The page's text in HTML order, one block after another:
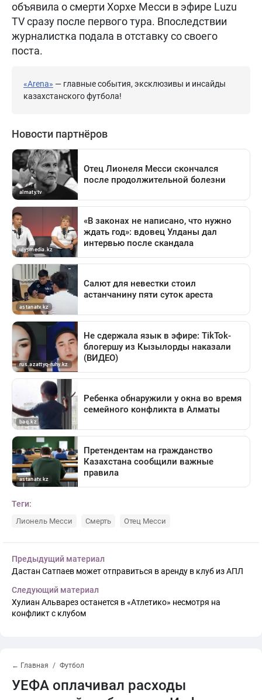
объявила о смерти Хорхе Месси в эфире Luzu
TV сразу после первого тура. Впоследствии
журналистка подала в отставку со своего
поста.
«Arena» — главные события, эксклюзивы и инсайды
казахстанского футбола!
Теги:
Лионель Месси Смерть Отец Месси
Предыдущий материал
Дастан Сатпаев может отправиться в аренду в клуб из АПЛ
Следующий материал
Хулиан Альварез останется в «Атлетико» несмотря на
конфликт с клубом
← Главная Футбол
УЕФА оплачивал расходы